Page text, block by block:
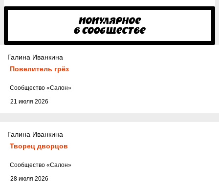
Галина Иванкина
Повелитель грёз
21 июля 2026
Cообщество «Салон»
Галина Иванкина
Творец дворцов
28 июля 2026
Cообщество «Салон»